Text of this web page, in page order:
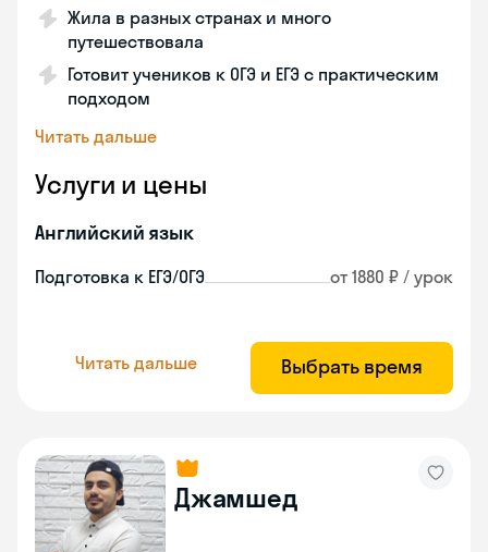
Жила в разных странах и много
путешествовала
Готовит учеников к ОГЭ и ЕГЭ с практическим
подходом
Читать дальше
Услуги и цены
Английский язык
Подготовка к ЕГЭ/ОГЭ от 1880 ₽ / урок
Читать дальше Выбрать время
Джамшед